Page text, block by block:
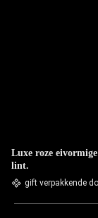
Luxe roze
lint.
gift verpakkende